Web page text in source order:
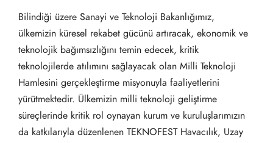
Bilindiği üzere Sanayi ve Teknoloji Bakanlığımız,
ülkemizin küresel rekabet gücünü artıracak, ekonomik ve
teknolojik bağımsızlığını temin edecek, kritik
teknolojilerde atılımını sağlayacak olan Milli Teknoloji
Hamlesini gerçekleştirme misyonuyla faaliyetlerini
yürütmektedir. Ülkemizin milli teknoloji geliştirme
süreçlerinde kritik rol oynayan kurum ve kuruluşlarımızın
da katkılarıyla düzenlenen TEKNOFEST Havacılık, Uzay